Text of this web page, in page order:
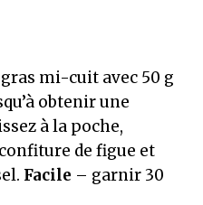
mi-cuit avec 50 g
obtenir une
à la poche,
de figue et
Facile – garnir 30